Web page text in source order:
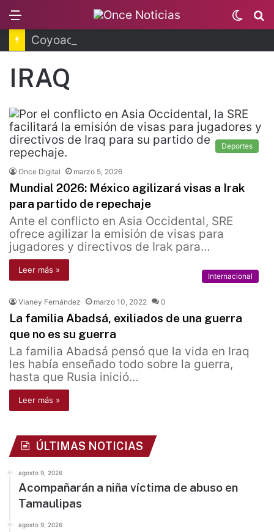
Switch
skin
IRAQ
Deportes
Once Digital marzo 5, 2026
Mundial 2026: México agilizará visas a Irak
para partido de repechaje
Ante el conflicto en Asia Occidental, SRE
ofrece agilizar la emisión de visas para
jugadores y directivos de Irak para…
Leer más »
Internacional
Vianey Fernández marzo 10, 2022 0
La familia Abadsá, exiliados de una guerra
que no es su guerra
La familia Abadsá pensó que la vida en Iraq
les había enseñado todo sobre la guerra,
hasta que Rusia inició…
Leer más »
ÚLTIMAS NOTICIAS
agosto 9, 2026
Acompañarán a niña víctima de abuso en
Tamaulipas
agosto 9, 2026